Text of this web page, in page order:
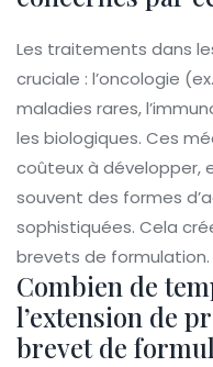
Les traitements dans
cruciale : l’oncologie
maladies rares,
les biologiques. Ces
coûteux à
souvent des formes
sophistiquées. Cela
brevets de formulation.
Combien de
l’extension de
brevet de